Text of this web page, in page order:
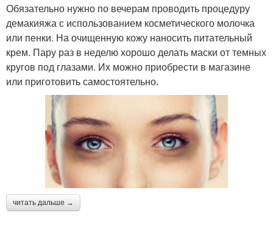
Обязательно нужно по вечерам проводить процедуру
демакияжа с использованием косметического молочка
или пенки. На очищенную кожу наносить питательный
крем. Пару раз в неделю хорошо делать маски от темных
кругов под глазами. Их можно приобрести в магазине
или приготовить самостоятельно.
читать дальше →